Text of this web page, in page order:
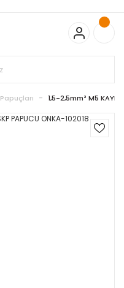
50 Adet Alımlarda
ve Üzeri EMKO Ürünleri
GEMO Ürünleri
Ürünlerinde 100 Adet
1,5-2,5mm² M5